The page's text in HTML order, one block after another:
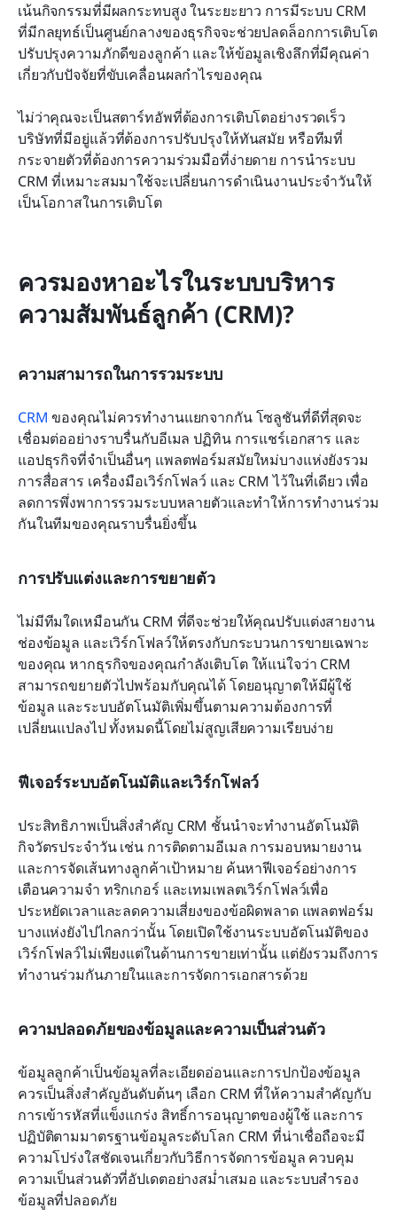
เน้นกิจกรรมที่มีผลกระทบสูง ในระยะยาว การมีระบบ CRM
ที่มีกลยุทธ์เป็นศูนย์กลางของธุรกิจจะช่วยปลดล็อกการเติบโต
ปรับปรุงความภักดีของลูกค้า และให้ข้อมูลเชิงลึกที่มีคุณค่า
เกี่ยวกับปัจจัยที่ขับเคลื่อนผลกำไรของคุณ
ไม่ว่าคุณจะเป็นสตาร์ทอัพที่ต้องการเติบโตอย่างรวดเร็ว
บริษัทที่มีอยู่แล้วที่ต้องการปรับปรุงให้ทันสมัย หรือทีมที่
กระจายตัวที่ต้องการความร่วมมือที่ง่ายดาย การนำระบบ
CRM ที่เหมาะสมมาใช้จะเปลี่ยนการดำเนินงานประจำวันให้
เป็นโอกาสในการเติบโต
ควรมองหาอะไรในระบบบริหาร
ความสัมพันธ์ลูกค้า (CRM)?
ความสามารถในการรวมระบบ
CRM ของคุณไม่ควรทำงานแยกจากกัน โซลูชันที่ดีที่สุดจะ
เชื่อมต่ออย่างราบรื่นกับอีเมล ปฏิทิน การแชร์เอกสาร และ
แอปธุรกิจที่จำเป็นอื่นๆ แพลตฟอร์มสมัยใหม่บางแห่งยังรวม
การสื่อสาร เครื่องมือเวิร์กโฟลว์ และ CRM ไว้ในที่เดียว เพื่อ
ลดการพึ่งพาการรวมระบบหลายตัวและทำให้การทำงานร่วม
กันในทีมของคุณราบรื่นยิ่งขึ้น
การปรับแต่งและการขยายตัว
ไม่มีทีมใดเหมือนกัน CRM ที่ดีจะช่วยให้คุณปรับแต่งสายงาน
ช่องข้อมูล และเวิร์กโฟลว์ให้ตรงกับกระบวนการขายเฉพาะ
ของคุณ หากธุรกิจของคุณกำลังเติบโต ให้แน่ใจว่า CRM
สามารถขยายตัวไปพร้อมกับคุณได้ โดยอนุญาตให้มีผู้ใช้
ข้อมูล และระบบอัตโนมัติเพิ่มขึ้นตามความต้องการที่
เปลี่ยนแปลงไป ทั้งหมดนี้โดยไม่สูญเสียความเรียบง่าย
ฟีเจอร์ระบบอัตโนมัติและเวิร์กโฟลว์
ประสิทธิภาพเป็นสิ่งสำคัญ CRM ชั้นนำจะทำงานอัตโนมัติ
กิจวัตรประจำวัน เช่น การติดตามอีเมล การมอบหมายงาน
และการจัดเส้นทางลูกค้าเป้าหมาย ค้นหาฟีเจอร์อย่างการ
เตือนความจำ ทริกเกอร์ และเทมเพลตเวิร์กโฟลว์เพื่อ
ประหยัดเวลาและลดความเสี่ยงของข้อผิดพลาด แพลตฟอร์ม
บางแห่งยังไปไกลกว่านั้น โดยเปิดใช้งานระบบอัตโนมัติของ
เวิร์กโฟลว์ไม่เพียงแต่ในด้านการขายเท่านั้น แต่ยังรวมถึงการ
ทำงานร่วมกันภายในและการจัดการเอกสารด้วย
ความปลอดภัยของข้อมูลและความเป็นส่วนตัว
ข้อมูลลูกค้าเป็นข้อมูลที่ละเอียดอ่อนและการปกป้องข้อมูล
ควรเป็นสิ่งสำคัญอันดับต้นๆ เลือก CRM ที่ให้ความสำคัญกับ
การเข้ารหัสที่แข็งแกร่ง สิทธิ์การอนุญาตของผู้ใช้ และการ
ปฏิบัติตามมาตรฐานข้อมูลระดับโลก CRM ที่น่าเชื่อถือจะมี
ความโปร่งใสชัดเจนเกี่ยวกับวิธีการจัดการข้อมูล ควบคุม
ความเป็นส่วนตัวที่อัปเดตอย่างสม่ำเสมอ และระบบสำรอง
ข้อมูลที่ปลอดภัย